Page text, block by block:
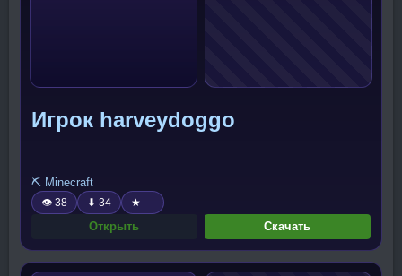
Игрок harveydoggo
⛏️ Minecraft
👁 38 ⬇ 34 ★ —
Открыть Скачать